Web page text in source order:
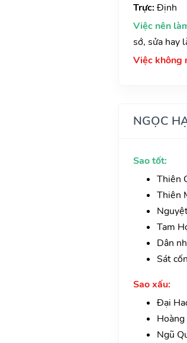
Trực: Định
Việc nên
sớ, sửa hay
Việc không
NGỌC
Sao tốt:
Thiên
Thiên
Tam
Dân
Sát
Sao xấu:
Đại
Ngũ